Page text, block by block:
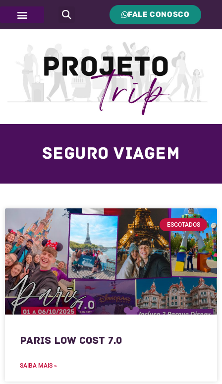
FALE CONOSCO
Seguro Viagem
ESGOTADOS
Paris Low Cost 7.0
SAIBA MAIS »